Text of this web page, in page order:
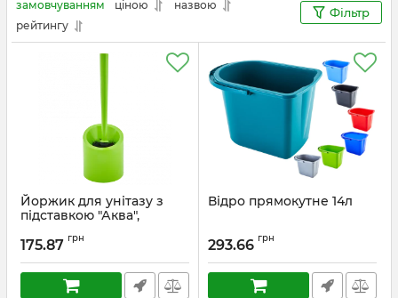
замовчуванням ціною
назвою
рейтингу
Фільтр
Йоржик для унітазу з
підставкою "Аква",
175.87 грн
Відро прямокутне 14л
293.66 грн